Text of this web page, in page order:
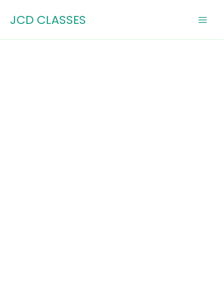
JCD CLASSES